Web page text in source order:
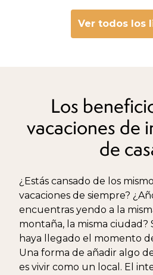
Ver todos los
Los
vacaciones de
de
¿Estás cansado de los
vacaciones de siempre?
encuentras yendo a la
montaña, la misma ciudad?
haya llegado el momento
Una forma de añadir algo
es vivir como un local. El